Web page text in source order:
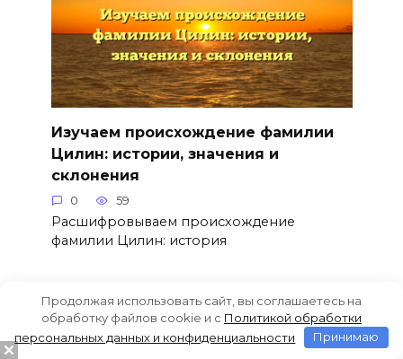
Изучаем происхождение фамилии
Цилин: истории, значения и
склонения
0 59
Расшифровываем происхождение
фамилии Цилин: история
ФАМИЛИИ НА БУКВУ Ц
Продолжая использовать сайт, вы соглашаетесь на
обработку файлов cookie и c Политикой обработки
персональных данных и конфиденциальности
Принимаю